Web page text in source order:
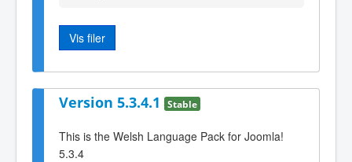
Vis filer
Version 5.3.4.1 Stable
This is the Welsh Language Pack for Joomla!
5.3.4